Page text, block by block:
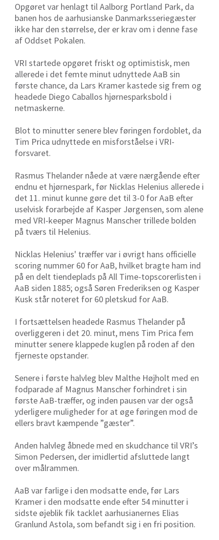
Opgøret var henlagt til Aalborg Portland Park, da
banen hos de aarhusianske Danmarksseriegæster
ikke har den størrelse, der er krav om i denne fase
af Oddset Pokalen.
VRI startede opgøret friskt og optimistisk, men
allerede i det femte minut udnyttede AaB sin
første chance, da Lars Kramer kastede sig frem og
headede Diego Caballos hjørnesparksbold i
netmaskerne.
Blot to minutter senere blev føringen fordoblet, da
Tim Prica udnyttede en misforståelse i VRI-
forsvaret.
Rasmus Thelander nåede at være nærgående efter
endnu et hjørnespark, før Nicklas Helenius allerede i
det 11. minut kunne gøre det til 3-0 for AaB efter
uselvisk forarbejde af Kasper Jørgensen, som alene
med VRI-keeper Magnus Manscher trillede bolden
på tværs til Helenius.
Nicklas Helenius' træffer var i øvrigt hans officielle
scoring nummer 60 for AaB, hvilket bragte ham ind
på en delt tiendeplads på All Time-topscorerlisten i
AaB siden 1885; også Søren Frederiksen og Kasper
Kusk står noteret for 60 pletskud for AaB.
I fortsættelsen headede Rasmus Thelander på
overliggeren i det 20. minut, mens Tim Prica fem
minutter senere klappede kuglen på roden af den
fjerneste opstander.
Senere i første halvleg blev Malthe Højholt med en
fodparade af Magnus Manscher forhindret i sin
første AaB-træffer, og inden pausen var der også
yderligere muligheder for at øge føringen mod de
ellers bravt kæmpende ”gæster”.
Anden halvleg åbnede med en skudchance til VRI’s
Simon Pedersen, der imidlertid afsluttede langt
over målrammen.
AaB var farlige i den modsatte ende, før Lars
Kramer i den modsatte ende efter 54 minutter i
sidste øjeblik fik tacklet aarhusianernes Elias
Granlund Astola, som befandt sig i en fri position.